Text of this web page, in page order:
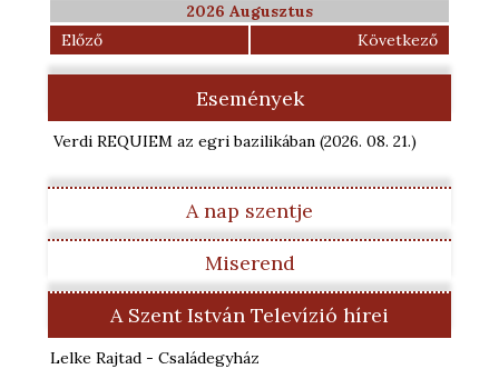
2026 Augusztus
Előző
Következő
Események
Verdi REQUIEM az egri bazilikában (2026. 08. 21.)
A nap szentje
Miserend
A Szent István Televízió hírei
Lelke Rajtad - Családegyház